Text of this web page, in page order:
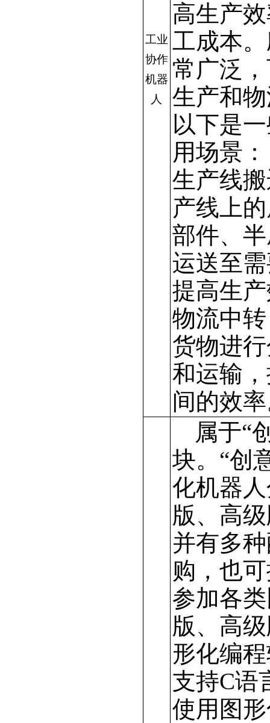
工业
协作
机器
人
高生产
工成本
常广泛
生产和
以下是
用场景：
生产线
产线上
部件、
运送至
提高生
物流中
货物进
和运输
间的效
属于“
块。“创
化机器
版、高
并有多
购，也
参加各
版、高
形化编
支持C语
使用图